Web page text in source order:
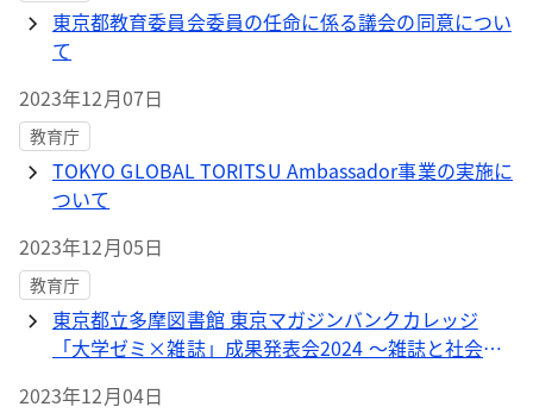
東京都教育委員会委員の任命に係る議会の同意につい
て
2023年12月07日
教育庁
TOKYO GLOBAL TORITSU Ambassador事業の実施に
ついて
2023年12月05日
教育庁
東京都立多摩図書館 東京マガジンバンクカレッジ
「大学ゼミ×雑誌」成果発表会2024 ～雑誌と社会の
2023年12月04日